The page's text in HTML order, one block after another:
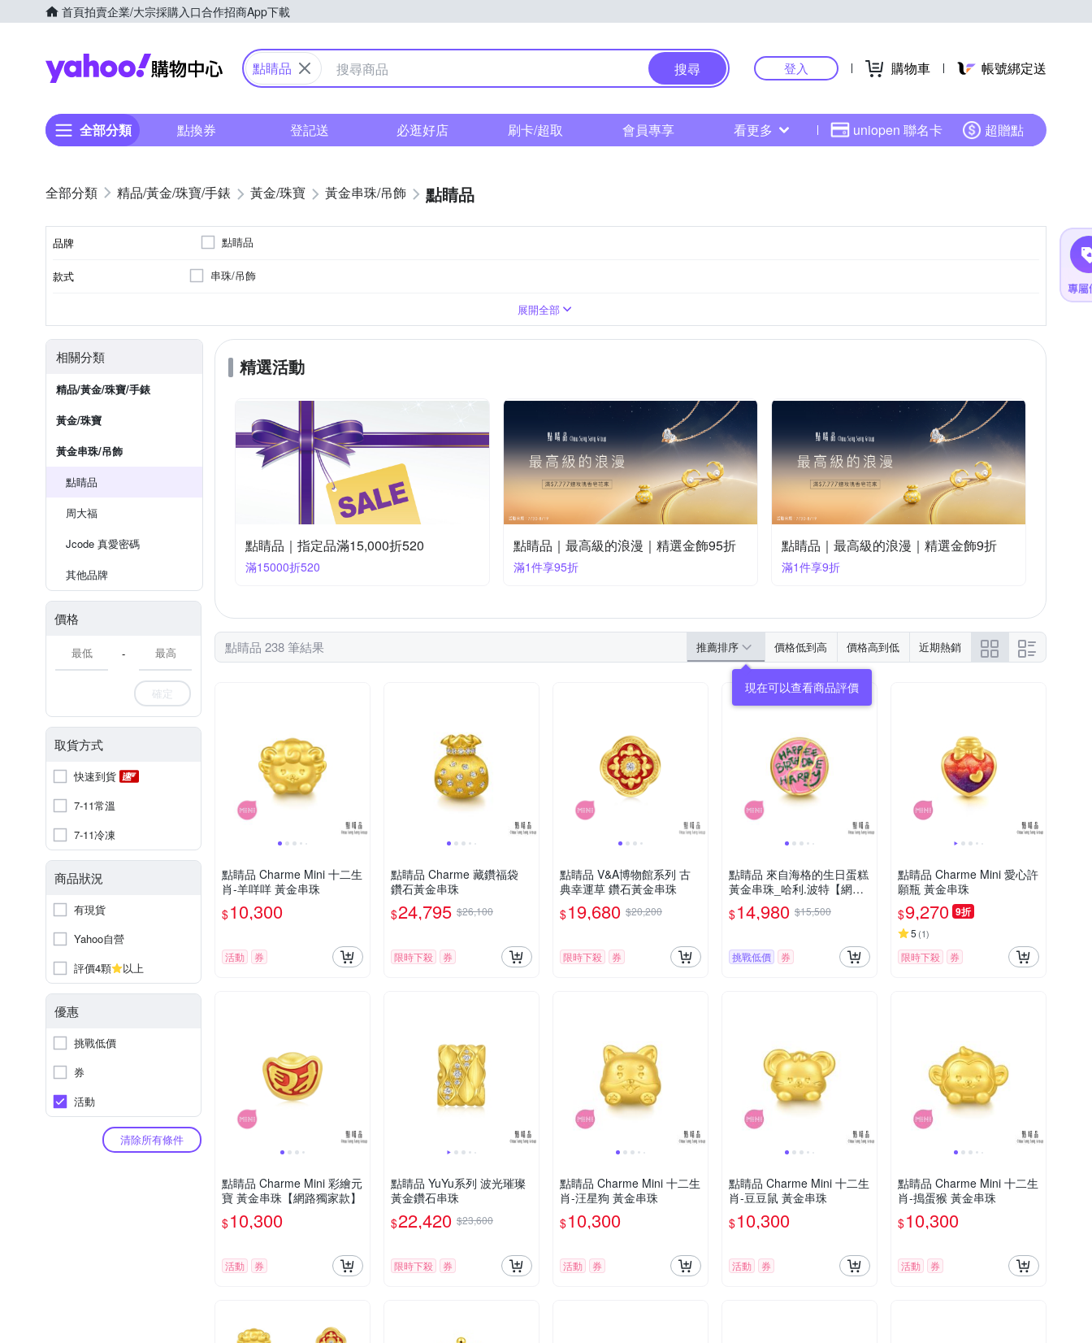
首頁拍賣企業/大宗採購入口合作招商App下載
Yahoo購物中心
點睛品 搜尋 登入 購物車 帳號綁定送
全部分類 點換券 登記送 必逛好店 刷卡/超取 會員專享 看更多 uniopen 聯名卡 超贈點
精品/黃金/珠寶/手錶 黃金/珠寶 黃金串珠/吊飾 點睛品
品牌 點睛品
款式 串珠/吊飾
展開全部
相關分類
精品/黃金/珠寶/手錶
黃金/珠寶
黃金串珠/吊飾
點睛品
周大福
Jcode 真愛密碼
其他品牌
價格
-
確定
取貨方式
快速到貨
7-11常溫
7-11冷凍
商品狀況
有現貨
Yahoo自營
評價4顆
以上
優惠
挑戰低價
券
活動
清除所有條件
精選活動
點睛品｜指定品滿15,000折520
滿15000折520
點睛品｜最高級的浪漫｜精選金飾95折
滿1件享95折
點睛品｜最高級的浪漫｜精選金飾9折
滿1件享9折
點睛品 238 筆結果 推薦排序 價格低到高 價格高到低 近期熱銷
點睛品 Charme Mini 十二生
肖-羊咩咩 黃金串珠
$10,300
活動 券
點睛品 Charme 藏鑽福袋
鑽石黃金串珠
$24,795 $26,100
限時下殺 券
點睛品 V&A博物館系列 古
典幸運草 鑽石黃金串珠
$19,680 $20,200
限時下殺 券
點睛品 來自海格的生日蛋糕
黃金串珠_哈利.波特【網路
獨家款】
$14,980 $15,500
挑戰低價 券
點睛品 Charme Mini 愛心許
願瓶 黃金串珠
$9,270 9折
5 (1)
限時下殺 券
點睛品 Charme Mini 彩繪元
寶 黃金串珠【網路獨家款】
$10,300
活動 券
點睛品 YuYu系列 波光璀璨
黃金鑽石串珠
$22,420 $23,600
限時下殺 券
點睛品 Charme Mini 十二生
肖-汪星狗 黃金串珠
$10,300
活動 券
點睛品 Charme Mini 十二生
肖-豆豆鼠 黃金串珠
$10,300
活動 券
點睛品 Charme Mini 十二生
肖-搗蛋猴 黃金串珠
$10,300
活動 券